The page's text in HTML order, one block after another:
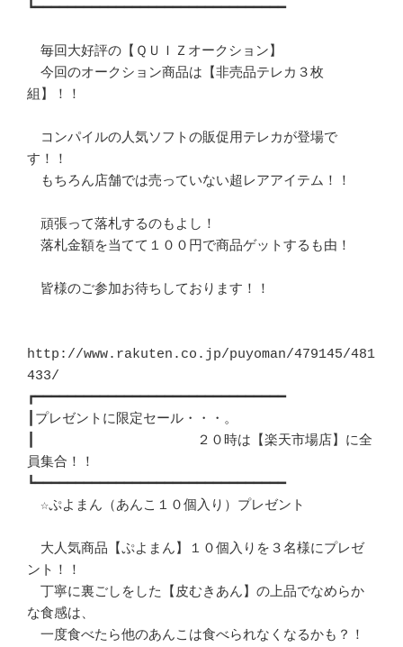
┗━━━━━━━━━━━━━━━━━━━━━━━━━━━━━━━
毎回大好評の【ＱＵＩＺオークション】
今回のオークション商品は【非売品テレカ３枚
組】！！
コンパイルの人気ソフトの販促用テレカが登場で
す！！
もちろん店舗では売っていない超レアアイテム！！
頑張って落札するのもよし！
落札金額を当てて１００円で商品ゲットするも由！
皆様のご参加お待ちしております！！
http://www.rakuten.co.jp/puyoman/479145/481
433/
┏━━━━━━━━━━━━━━━━━━━━━━━━━━━━━━━
┃プレゼントに限定セール・・・。
┃　　　　　　　　　　　　２０時は【楽天市場店】に全
員集合！！
┗━━━━━━━━━━━━━━━━━━━━━━━━━━━━━━━
☆ぷよまん（あんこ１０個入り）プレゼント
大人気商品【ぷよまん】１０個入りを３名様にプレゼ
ント！！
丁寧に裏ごしをした【皮むきあん】の上品でなめらか
な食感は、
一度食べたら他のあんこは食べられなくなるかも？！